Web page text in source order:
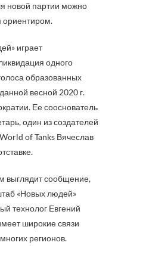
новой партии можно
ориентиром.
играет
одного
образованных
весной 2020 г.
Ее сооснователь
один из создателей
of Tanks Вячеслав
выглядит сообщение,
«Новых людей»
технолог Евгений
широкие связи
регионов.